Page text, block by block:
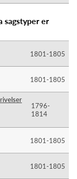
sagstyper er
1801-​1805
1801-​1805
1796-​
1814
1801-​1805
1801-​1805